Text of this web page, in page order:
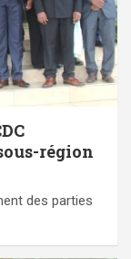
région
des parties